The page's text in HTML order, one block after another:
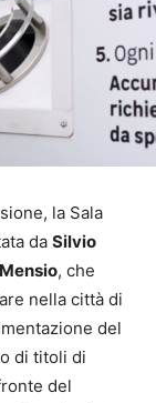
la Sala
da Silvio
, che
nella città di
del
di titoli di
del